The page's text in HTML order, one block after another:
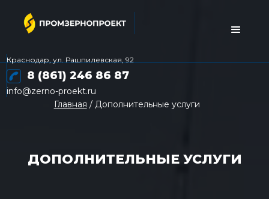
Краснодар, ул. Рашпилевская, 92
8 (861) 246 86 87
info@zerno-proekt.ru
Главная / Дополнительные услуги
ДОПОЛНИТЕЛЬНЫЕ УСЛУГИ